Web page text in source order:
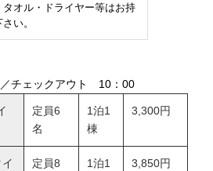
タオル・ドライヤー等はお持
い。
／チェックアウト 10：00
定員6
名
1泊1
棟
3,300円
定員8 1泊1 3,850円